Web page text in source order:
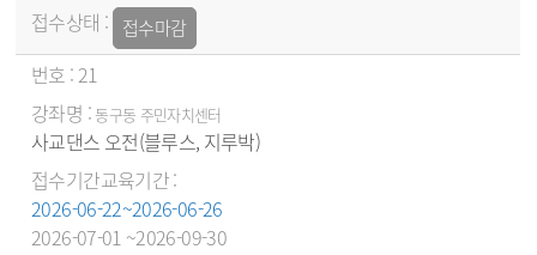
접수마감
21
동구동 주민자치센터
사교댄스 오전(블루스, 지루박)
2026-06-22~2026-06-26
2026-07-01 ~2026-09-30